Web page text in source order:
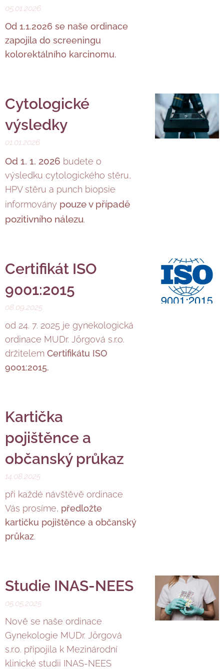
05.01.2026
Od 1.1.2026 se naše ordinace
zapojila do screeningu
kolorektálního karcinomu.
Cytologické
výsledky
01.01.2026
Od 1. 1. 2026 budete o
výsledku cytologického stěru,
HPV stěru a punch biopsie
informovány pouze v případě
pozitivního nálezu.
Certifikát ISO
9001:2015
08.09.2025
od 24. 7. 2025 je gynekologická
ordinace MUDr. Jörgová s.r.o.
držitelem Certifikátu ISO
9001:2015.
Kartička
pojištěnce a
občanský průkaz
14.08.2025
při každé návštěvě ordinace
Vás prosíme, předložte
kartičku pojištěnce a občanský
průkaz.
Studie INAS-NEES
05.05.2025
Nově se naše ordinace
Gynekologie MUDr. Jörgová
s.r.o. připojila k Mezinárodní
klinické studii INAS-NEES